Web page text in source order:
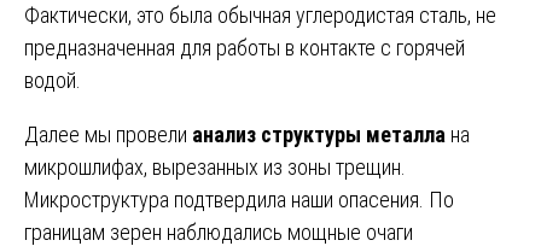
Фактически, это была обычная углеродистая сталь, не
предназначенная для работы в контакте с горячей
водой.
Далее мы провели анализ структуры металла на
микрошлифах, вырезанных из зоны трещин.
Микроструктура подтвердила наши опасения. По
границам зерен наблюдались мощные очаги